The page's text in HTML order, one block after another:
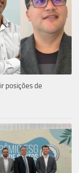
posições de